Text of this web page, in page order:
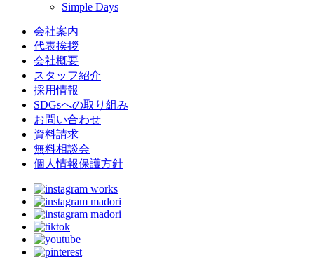
Simple Days
会社案内
代表挨拶
会社概要
スタッフ紹介
採用情報
SDGsへの取り組み
お問い合わせ
資料請求
無料相談会
個人情報保護方針